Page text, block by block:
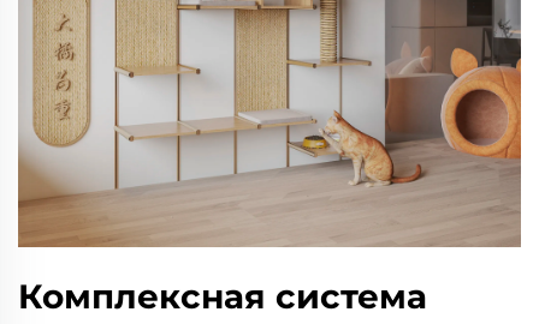
Комплексная система